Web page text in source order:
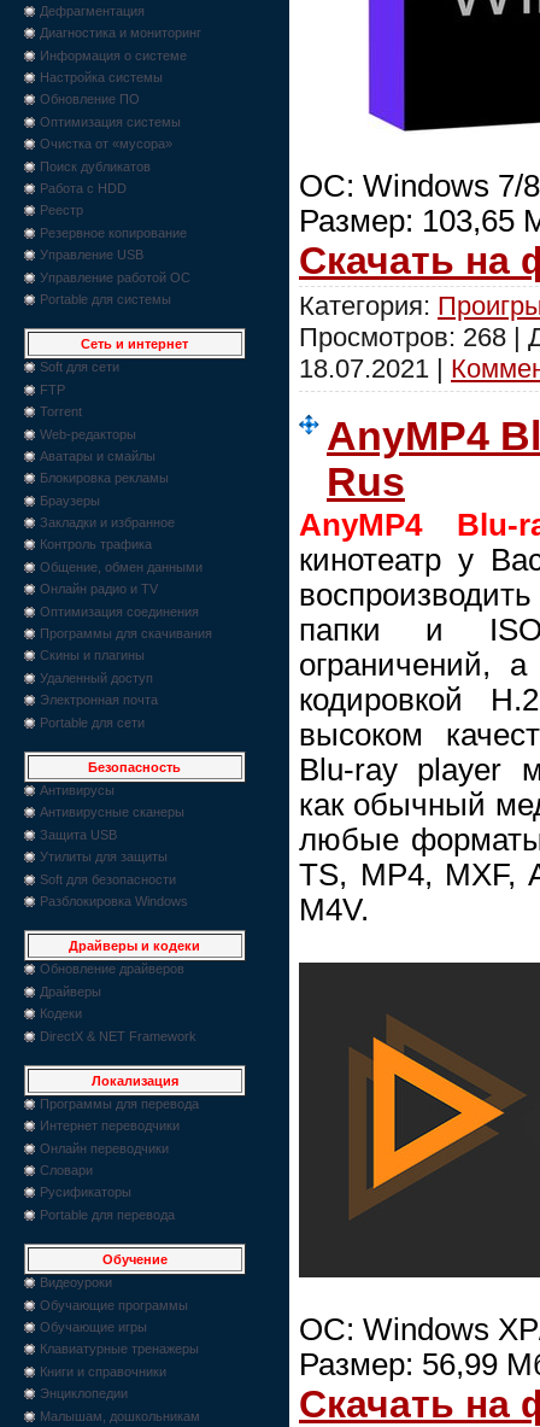
Дефрагментация
Диагностика и мониторинг
Информация о системе
Настройка системы
Обновление ПО
Оптимизация системы
Очистка от «мусора»
Поиск дубликатов
Работа с HDD
Реестр
Резервное копирование
Управление USB
Управление работой ОС
Portable для системы
Сеть и интернет
Soft для сети
FTP
Torrent
Web-редакторы
Аватары и смайлы
Блокировка рекламы
Браузеры
Закладки и избранное
Контроль трафика
Общение, обмен данными
Онлайн радио и TV
Оптимизация соединения
Программы для скачивания
Скины и плагины
Удаленный доступ
Электронная почта
Portable для сети
Безопасность
Антивирусы
Антивирусные сканеры
Защита USB
Утилиты для защиты
Soft для безопасности
Разблокировка Windows
Драйверы и кодеки
Обновление драйверов
Драйверы
Кодеки
DirectX & NET Framework
Локализация
Программы для перевода
Интернет переводчики
Онлайн переводчики
Словари
Русификаторы
Portable для перевода
Обучение
Видеоуроки
Обучающие программы
Обучающие игры
Клавиатурные тренажеры
Книги и справочники
Энциклопедии
Малышам, дошкольникам
ОС: Windows 7/
Размер: 103,65
Скачать на
Категория:
Просмотров: 268 |
18.07.2021 |
AnyMP4
Rus
AnyMP4 Blu-
кинотеатр у
папки и
ограничений,
кодировкой
высоком
Blu-ray player
как обычный
любые
TS, MP4, MXF,
M4V.
ОС: Windows
Размер: 56,99
Скачать на